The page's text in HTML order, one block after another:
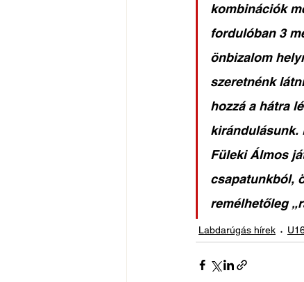
kombinációk
fordulóban 3
önbizalom
szeretnénk
hozzá a hátra
kirándulásunk.
Füleki Álmos
csapatunkból,
remélhetőleg
Labdarúgás hírek